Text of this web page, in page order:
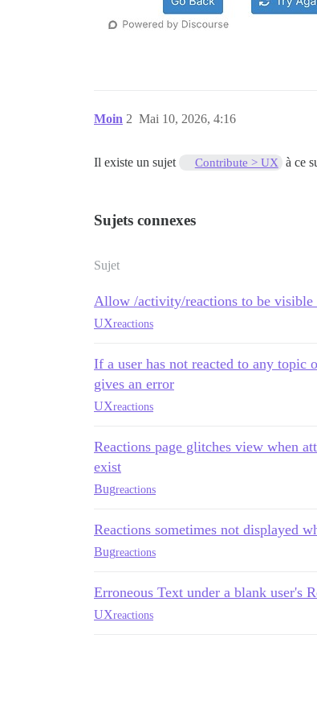
Moin Mai 10, 2026, 4:16
2
Il existe un sujet Contribute > UX à ce
Sujets connexes
Sujet
Allow /activity/reactions to be visible
UXreactions
If a user has not reacted to any topic
gives an error
UXreactions
Reactions page glitches view when
exist
Bugreactions
Reactions sometimes not displayed
Bugreactions
Erroneous Text under a blank user's
UXreactions